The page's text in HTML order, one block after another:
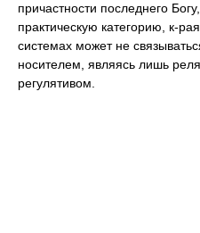
причастности последнего
практическую категорию, к-
системах может не
носителем, являясь лишь
регулятивом.